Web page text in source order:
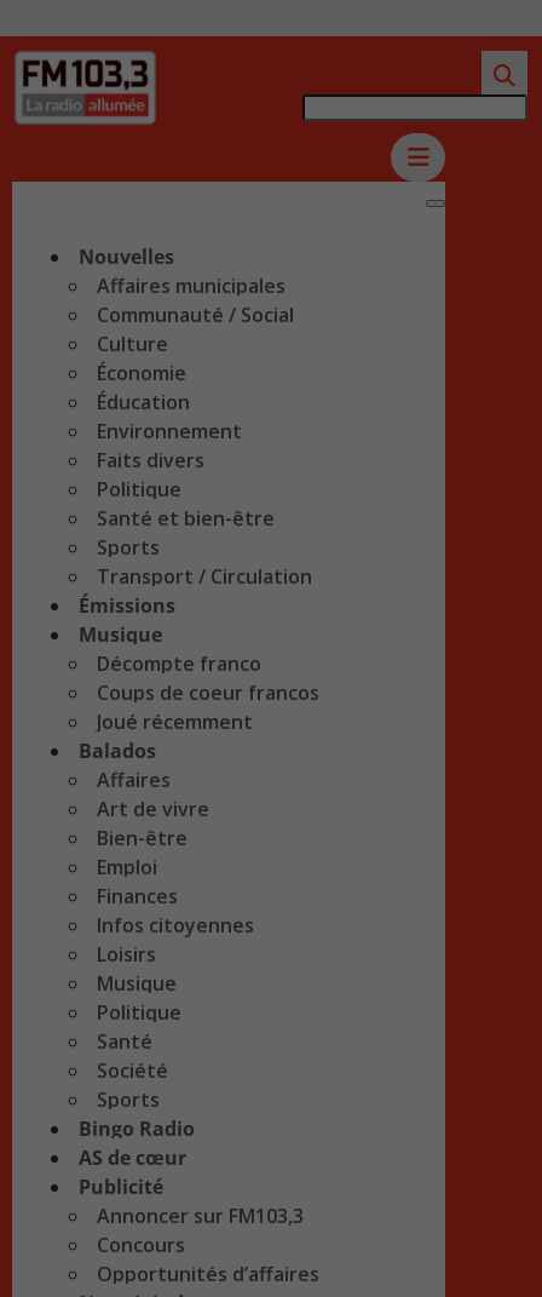
Nouvelles
Affaires municipales
Communauté / Social
Culture
Économie
Éducation
Environnement
Faits divers
Politique
Santé et bien-être
Sports
Transport / Circulation
Émissions
Musique
Décompte franco
Coups de coeur francos
Joué récemment
Balados
Affaires
Art de vivre
Bien-être
Emploi
Finances
Infos citoyennes
Loisirs
Musique
Politique
Santé
Société
Sports
Bingo Radio
AS de cœur
Publicité
Annoncer sur FM103,3
Concours
Opportunités d’affaires